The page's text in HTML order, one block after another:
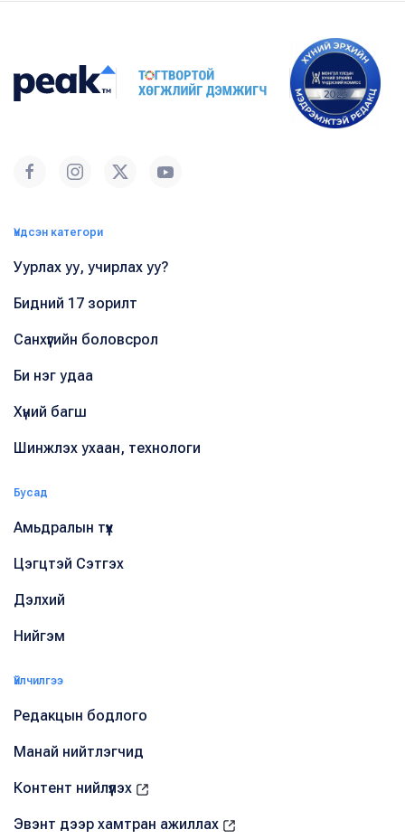
Үндсэн категори
Уурлах уу, учирлах уу?
Бидний 17 зорилт
Санхүүгийн боловсрол
Би нэг удаа
Хүний багш
Шинжлэх ухаан, технологи
Бусад
Амьдралын түүх
Цэгцтэй Сэтгэх
Дэлхий
Нийгэм
Үйлчилгээ
Редакцын бодлого
Манай нийтлэгчид
Контент нийлүүлэх
Эвэнт дээр хамтран ажиллах